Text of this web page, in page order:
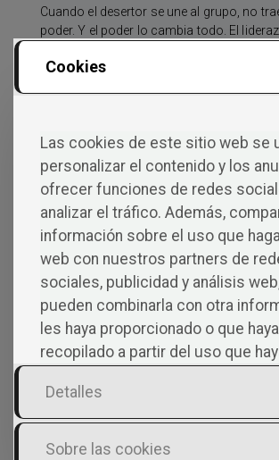
Cuando el desertor se une al grupo, no
poder. Y el poder lo cambia todo. El
convierte en un campo de batalla. Cuando
deja de obedecer. Porque si el Sello se
que despierte no sea Ragnarök.
Co
Men
Tarios
Cookies
Las cookies de este sitio web se
personalizar el contenido y los
ofrecer funciones de redes
analizar el tráfico. Además,
información sobre el uso que
web con nuestros partners de
sociales, publicidad y análisis
pueden combinarla con otra
les haya proporcionado o que
recopilado a partir del uso que
Detalles
Sobre las cookies